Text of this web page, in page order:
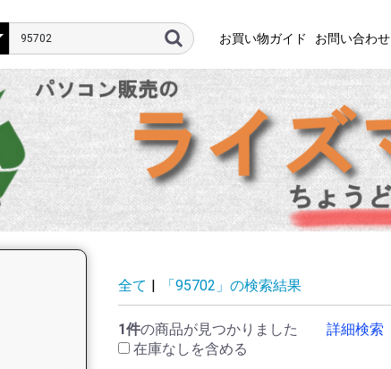
お買い物ガイド お問い合わせ
全て | 「95702」の検索結果
1件の商品が見つかりました
詳細検索
在庫なしを含める